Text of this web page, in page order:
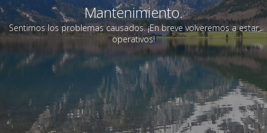
Mantenimiento.
Sentimos los problemas causados. ¡En breve volveremos a estar
operativos!